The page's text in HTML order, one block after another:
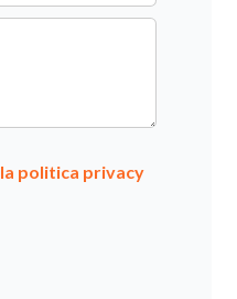
la politica privacy